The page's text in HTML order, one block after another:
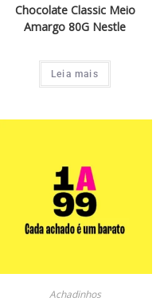
Chocolate Classic Meio
Amargo 80G Nestle
Leia mais
Achadinhos